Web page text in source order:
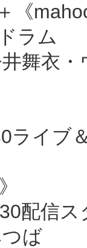
《
ラム
井舞衣
ライブ
配信
ば